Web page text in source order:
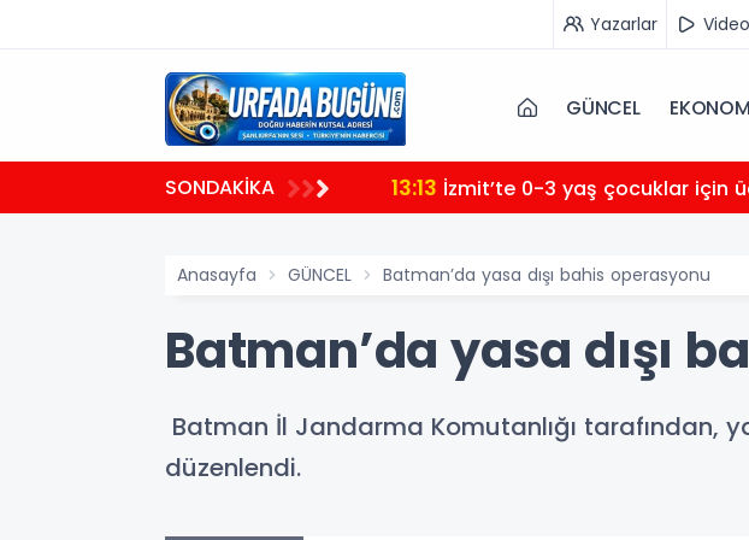
Yazarlar Video
GÜNCEL
SONDAKİKA 13:13 İzmit’te 0-3 yaş çocuklar için
Anasayfa GÜNCEL Batman’da yasa dışı bahis operasyonu
Batman’da yasa dışı
Batman İl Jandarma Komutanlığı tarafından,
düzenlendi.